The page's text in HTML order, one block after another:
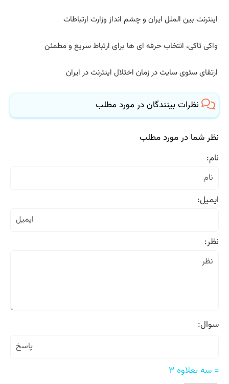
اینترنت بین الملل ایران و چشم انداز وزارت ارتباطات
واکی تاکی، انتخاب حرفه ای ها برای ارتباط سریع و مطمئن
ارتقای سئوی سایت در زمان اختلال اینترنت در ایران
نظرات بینندگان در مورد مطلب
نظر شما در مورد مطلب
نام:
ایمیل:
نظر:
سوال:
= سه بعلاوه ۳